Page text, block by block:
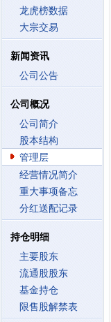
龙虎榜数据
大宗交易
新闻资讯
公司公告
公司概况
公司简介
股本结构
管理层
经营情况简介
重大事项备忘
分红送配记录
持仓明细
主要股东
流通股股东
基金持仓
限售股解禁表